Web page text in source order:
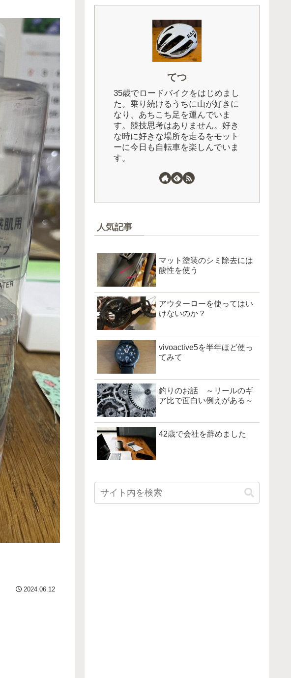
2024.06.12
てつ
35歳でロードバイクをはじめまし
た。乗り続けるうちに山が好きに
なり、あちこち足を運んでいま
す。競技思考はありません。好き
な時に好きな場所を走るをモット
ーに今日も自転車を楽しんでいま
す。
人気記事
マット塗装のシミ除去には
酸性を使う
アウターローを使ってはい
けないのか？
vivoactive5を半年ほど使っ
てみて
釣りのお話 ～リールのギ
ア比で面白い例えがある～
42歳で会社を辞めました